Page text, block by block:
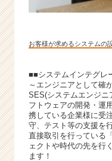
お客様が求めるシステムの
■■システムインテグレ
～エンジニアとして確
SES(システムエンジニ
フトウェアの開発・運
携している企業様に受
守、テスト等の支援を
直接取引を行っている
ェクトや時代の先を行
ます！